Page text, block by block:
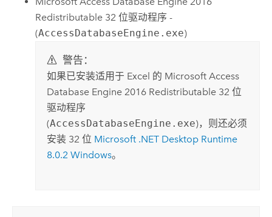
Redistributable 32 位驱动程序 -
(AccessDatabaseEngine.exe)
警告：
如果已安装适用于 Excel 的 Microsoft Access
Database Engine 2016 Redistributable 32 位
驱动程序
(AccessDatabaseEngine.exe)，则还必须
安装 32 位 Microsoft .NET Desktop Runtime
8.0.2 Windows。